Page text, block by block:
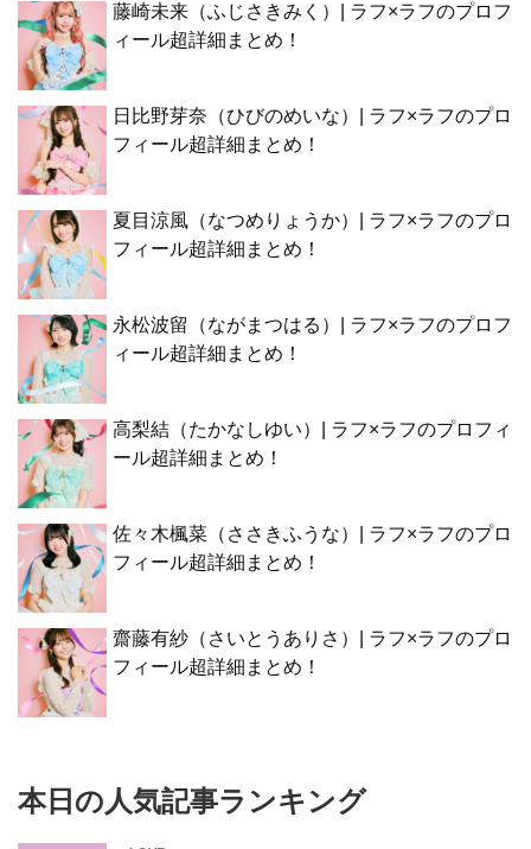
藤崎未来（ふじさきみく）| ラフ×ラフのプロフ
ィール超詳細まとめ！
日比野芽奈（ひびのめいな）| ラフ×ラフのプロ
フィール超詳細まとめ！
夏目涼風（なつめりょうか）| ラフ×ラフのプロ
フィール超詳細まとめ！
永松波留（ながまつはる）| ラフ×ラフのプロフ
ィール超詳細まとめ！
高梨結（たかなしゆい）| ラフ×ラフのプロフィ
ール超詳細まとめ！
佐々木楓菜（ささきふうな）| ラフ×ラフのプロ
フィール超詳細まとめ！
齋藤有紗（さいとうありさ）| ラフ×ラフのプロ
フィール超詳細まとめ！
本日の人気記事ランキング